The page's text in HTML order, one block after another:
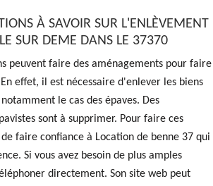
À SAVOIR SUR L'ENLÈVEMENT
SUR DEME DANS LE 37370
peuvent faire des aménagements pour faire
effet, il est nécessaire d'enlever les biens
le cas des épaves. Des
sont à supprimer. Pour faire ces
faire confiance à Location de benne 37 qui
Si vous avez besoin de plus amples
directement. Son site web peut